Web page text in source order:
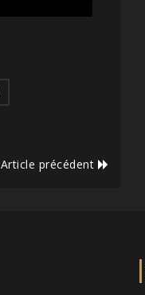
Article précédent